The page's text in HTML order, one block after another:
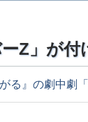
Z」が付
る』の劇中劇